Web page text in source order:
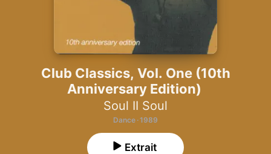
Club Classics, Vol. One (10th
Anniversary Edition)
Soul II Soul
Dance · 1989
Extrait